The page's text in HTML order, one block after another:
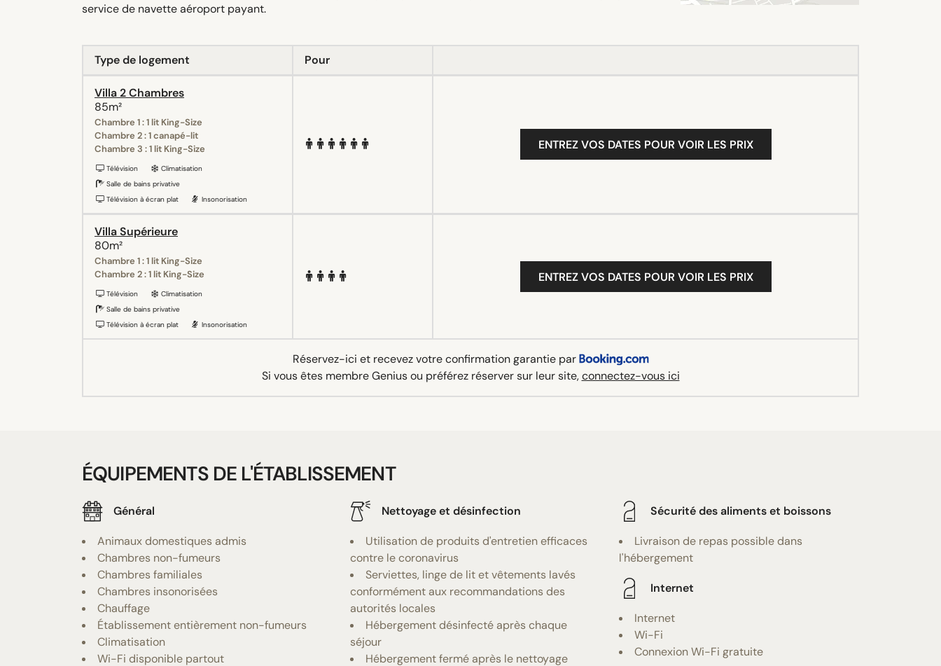
service de navette aéroport payant.
Type de logement Pour
Villa 2 Chambres
85m²
Chambre 1 : 1 lit King-Size
Chambre 2 : 1 canapé-lit
Chambre 3 : 1 lit King-Size
Télévision
Climatisation
Salle de bains privative
Télévision à écran plat
Insonorisation
ENTREZ VOS DATES POUR VOIR LES PRIX
Villa Supérieure
80m²
Chambre 1 : 1 lit King-Size
Chambre 2 : 1 lit King-Size
Télévision
Climatisation
Salle de bains privative
Télévision à écran plat
Insonorisation
ENTREZ VOS DATES POUR VOIR LES PRIX
Réservez-ici et recevez votre confirmation garantie par
Si vous êtes membre Genius ou préférez réserver sur leur site,connectez-vous ici
ÉQUIPEMENTS DE L'ÉTABLISSEMENT
Général
Animaux domestiques admis
Chambres non-fumeurs
Chambres familiales
Chambres insonorisées
Chauffage
Établissement entièrement non-fumeurs
Climatisation
Wi-Fi disponible partout
Nettoyage et désinfection
Utilisation de produits d'entretien efficaces
contre le coronavirus
Serviettes, linge de lit et vêtements lavés
conformément aux recommandations des
autorités locales
Hébergement désinfecté après chaque
séjour
Hébergement fermé après le nettoyage
Sécurité des aliments et boissons
Livraison de repas possible dans
l'hébergement
Internet
Internet
Wi-Fi
Connexion Wi-Fi gratuite